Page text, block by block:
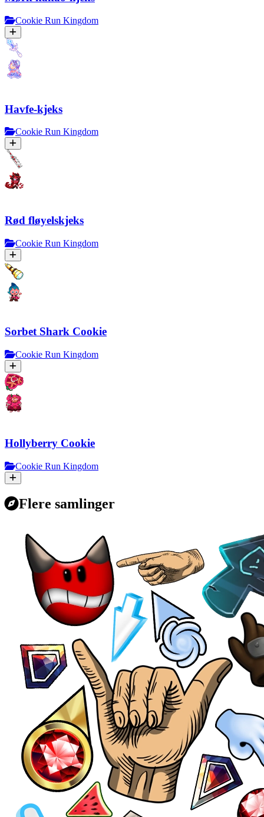
Cookie Run Kingdom
Havfe-kjeks
Cookie Run Kingdom
Rød fløyelskjeks
Cookie Run Kingdom
Sorbet Shark Cookie
Cookie Run Kingdom
Hollyberry Cookie
Cookie Run Kingdom
Flere samlinger